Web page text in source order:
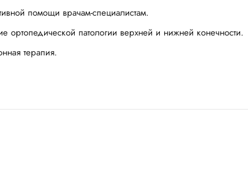
помощи врачам-специалистам.
ортопедической патологии верхней и нижней конечности.
терапия.